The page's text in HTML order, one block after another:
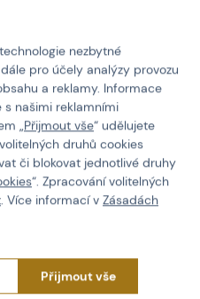
MIL-TEC
Klobouk do džungle US
typ - Flecktarn
Kód: M-506087
230 Kč
1 varianta skladem
nezbytné
pro účely analýzy provozu
a reklamy. Informace
s našimi reklamními
„Přijmout vše“ udělujete
druhů cookies
či blokovat jednotlivé druhy
“. Zpracování volitelných
. Více informací v Zásadách
Přijmout vše